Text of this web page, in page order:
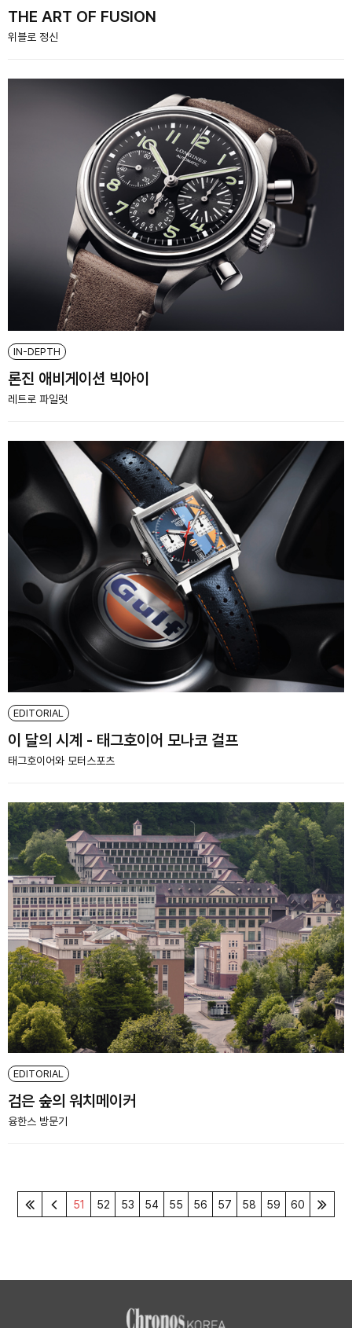
THE ART OF FUSION
위블로 정신
IN-DEPTH
론진 애비게이션 빅아이
레트로 파일럿
EDITORIAL
이 달의 시계 - 태그호이어 모나코 걸프
태그호이어와 모터스포츠
EDITORIAL
검은 숲의 워치메이커
융한스 방문기
51 52 53 54 55 56 57 58 59 60